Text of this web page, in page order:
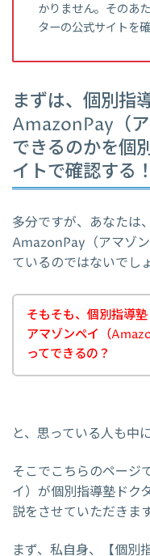
かりません。そのあ
ターの公式サイトを
まずは、個別指
AmazonPay（
できるのかを個
イトで確認する！
多分ですが、あなたは
AmazonPay（アマゾ
ているのではないでし
そもそも、個別指導塾
アマゾンペイ（
ってできるの？
と、思っている人も中
そこでこちらのページ
イ）が個別指導塾ドク
説をさせていただきます
まず、私自身、【個別